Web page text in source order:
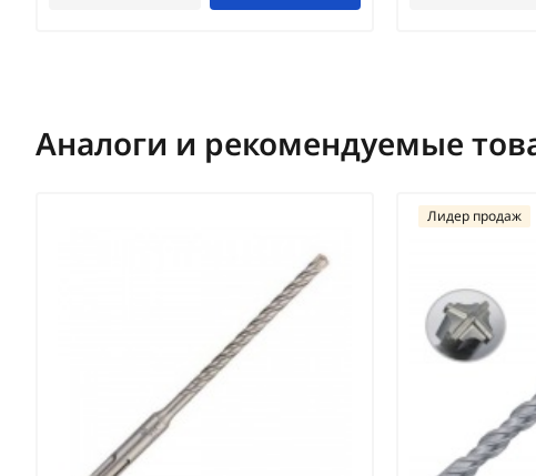
Аналоги и рекомендуемые
Лидер продаж